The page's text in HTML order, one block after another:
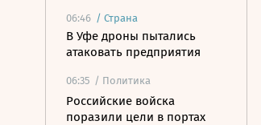
06:46 / Страна
В Уфе дроны пытались
атаковать предприятия
06:35 / Политика
Российские войска
поразили цели в портах